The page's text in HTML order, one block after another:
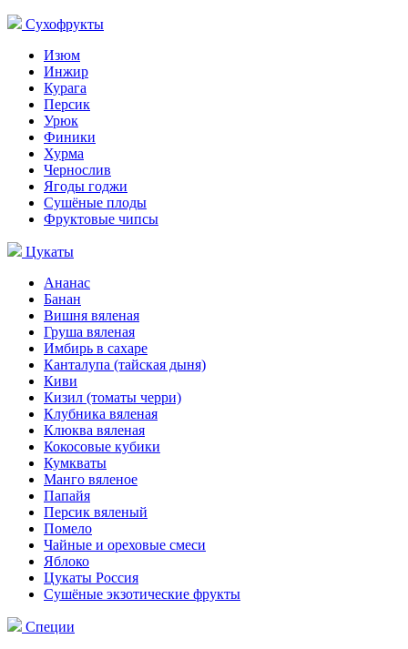
Сухофрукты
Изюм
Инжир
Курага
Персик
Урюк
Финики
Хурма
Чернослив
Ягоды годжи
Сушёные плоды
Фруктовые чипсы
Цукаты
Ананас
Банан
Вишня вяленая
Груша вяленая
Имбирь в сахаре
Канталупа (тайская дыня)
Киви
Кизил (томаты черри)
Клубника вяленая
Клюква вяленая
Кокосовые кубики
Кумкваты
Манго вяленое
Папайя
Персик вяленый
Помело
Чайные и ореховые смеси
Яблоко
Цукаты Россия
Сушёные экзотические фрукты
Специи